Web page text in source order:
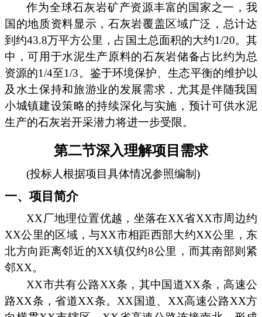
作为全球石灰岩矿产资源丰富的国家之一，我
国的地质资料显示，石灰岩覆盖区域广泛，总计达
到约43.8万平方公里，占国土总面积的大约1/20。其
中，可用于水泥生产原料的石灰岩储备占比约为总
资源的1/4至1/3。鉴于环境保护、生态平衡的维护以
及水土保持和旅游业的发展需求，尤其是伴随我国
小城镇建设策略的持续深化与实施，预计可供水泥
生产的石灰岩开采潜力将进一步受限。
第二节深入理解项目需求
(投标人根据项目具体情况参照编制)
一、项目简介
XX厂地理位置优越，坐落在XX省XX市周边约
XX公里的区域，与XX市相距西部大约XX公里，东
北方向距离邻近的XX镇仅约8公里，而其南部则紧
邻XX。
XX市共有公路XX条，其中国道XX条，高速公
路XX条，省道XX条。XX国道、XX高速公路XX方